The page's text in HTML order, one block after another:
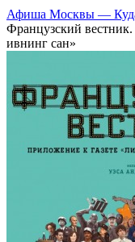
Афиша Москвы —
Французский
ивнинг сан»